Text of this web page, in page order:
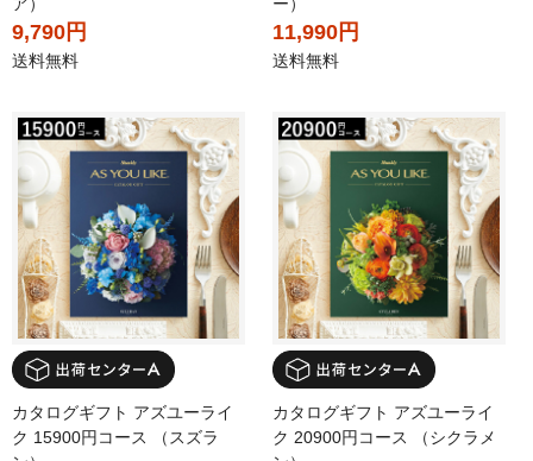
ア）
9,790円
送料無料
ー）
11,990円
送料無料
カタログギフト アズユーライ
ク 15900円コース （スズラ
カタログギフト アズユーライ
ク 20900円コース （シクラメ